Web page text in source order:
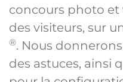
concours photo et
des visiteurs, sur
®. Nous
des astuces, ainsi